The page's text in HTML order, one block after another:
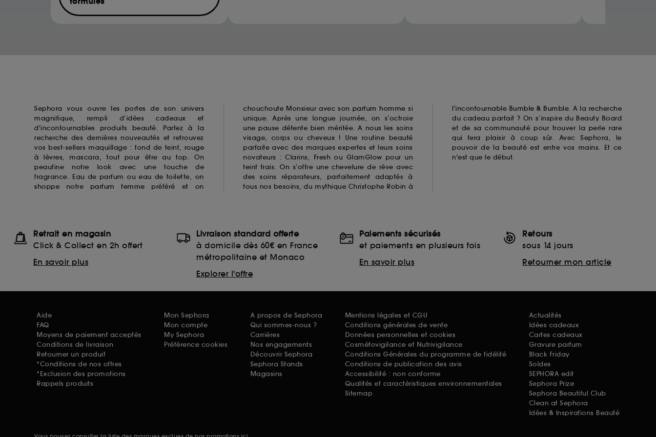
Sephora vous ouvre les portes de son univers
magnifique, rempli d’idées cadeaux et
d'incontournables produits beauté. Partez à la
recherche des dernières nouveautés et retrouvez
vos best-sellers maquillage : fond de teint, rouge
à lèvres, mascara, tout pour être au top. On
peaufine notre look avec une touche de
fragrance. Eau de parfum ou eau de toilette, on
shoppe notre parfum femme préféré et on
chouchoute Monsieur avec son parfum homme si
unique. Après une longue journée, on s’octroie
une pause détente bien méritée. A nous les soins
visage, corps ou cheveux ! Une routine beauté
parfaite avec des marques expertes et leurs soins
novateurs : Clarins, Fresh ou GlamGlow pour un
teint frais. On s’offre une chevelure de rêve avec
des soins réparateurs, parfaitement adaptés à
tous nos besoins, du mythique Christophe Robin à
l'incontournable Bumble & Bumble. A la recherche
du cadeau parfait ? On s’inspire du Beauty Board
et de sa communauté pour trouver la perle rare
qui fera plaisir à coup sûr. Avec Sephora, le
pouvoir de la beauté est entre vos mains. Et ce
n'est que le début.
Retrait en magasin
Click & Collect en 2h offert
En savoir plus
Livraison standard offerte
à domicile dès 60€ en France
métropolitaine et Monaco
Explorer l'offre
Paiements sécurisés
et paiements en plusieurs fois
En savoir plus
Retours
sous 14 jours
Retourner mon article
Aide
FAQ
Moyens de paiement acceptés
Conditions de livraison
Retourner un produit
*Conditions de nos offres
*Exclusion des promotions
Rappels produits
Mon Sephora
Mon compte
My Sephora
Préférence cookies
A propos de Sephora
Qui sommes-nous ?
Carrières
Nos engagements
Découvrir Sephora
Sephora Stands
Magasins
Mentions légales et CGU
Conditions générales de vente
Données personnelles et cookies
Cosmétovigilance et Nutrivigilance
Conditions Générales du programme de fidélité
Conditions de publication des avis
Accessibilité : non conforme
Qualités et caractéristiques environnementales
Sitemap
Actualités
Idées cadeaux
Cartes cadeaux
Gravure parfum
Black Friday
Soldes
SEPHORA edit
Sephora Prize
Sephora Beautiful Club
Clean at Sephora
Idées & Inspirations Beauté
de votre activité en ligne ou en magasin. Pour refuser tous les cookies, cliques sur "continuer sans accepter". Voous pouvez à tout moment choisir
de retirer votrte consentement. Si vous souhaitez obtenir plus d'information sur les cookies utilisés,